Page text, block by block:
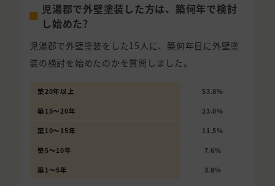
児湯郡で外壁塗装した方は、築何年で検討
し始めた?
児湯郡で外壁塗装をした15人に、築何年目に外壁塗
装の検討を始めたのかを質問しました。
築20年以上 53.8%
築15〜20年 23.0%
築10〜15年 11.5%
築5〜10年 7.6%
築1〜5年 3.8%